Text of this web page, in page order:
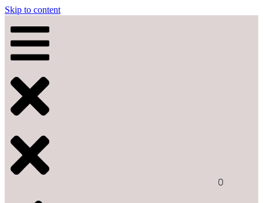
Skip to content
0